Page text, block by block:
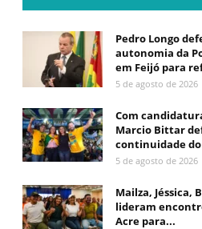
Pedro Longo
autonomia da
em Feijó para
5 de agosto de 2026
Com
Marcio Bittar
continuidade do
5 de agosto de 2026
Mailza, Jéssica,
lideram
Acre para...